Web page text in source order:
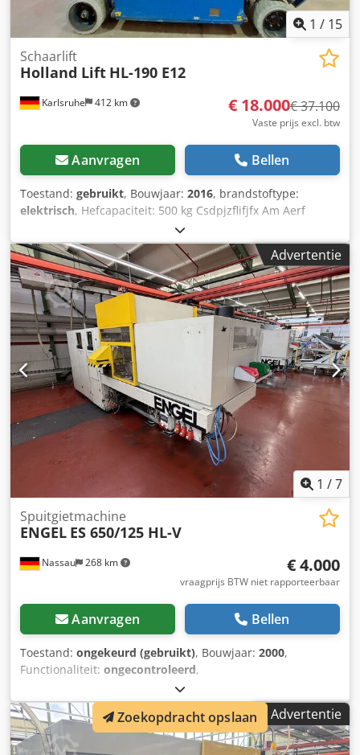
1 / 15
Karlsruhe 412 km
Schaarlift
Holland Lift HL-190 E12
€ 18.000€ 37.100
Vaste prijs excl. btw
Aanvragen Bellen
Toestand: gebruikt, Bouwjaar: 2016, brandstoftype:
elektrisch, Hefcapaciteit: 500 kg Csdpjzflifjfx Am Aerf
Neem contact op met het gebruikte apparatuurcentrum
voor meer informatie.
Advertentie
1 /7
Nassau 268 km
Spuitgietmachine
ENGEL ES 650/125 HL-V
€ 4.000
vraagprijs BTW niet rapporteerbaar
Aanvragen Bellen
Toestand: ongekeurd (gebruikt), Bouwjaar: 2000,
Functionaliteit: ongecontroleerd,
43227
mm, totale breedte:2.000 mm, totale hoogte:2.000 mm,
Gewicht circa 9000 kg. Te koop: een gebruikte machine,
afkomstig uit een opheffingspartij. Verkoop onder
Advertentie
Zoekopdracht opslaan